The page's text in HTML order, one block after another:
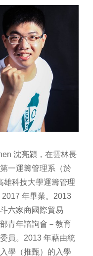
沈亮潁，在雲林長
一運籌管理系（於
雄科技大學運籌管理
2017 年畢業。2013
六家商國際貿易
青年諮詢會－教育
員。2013 年藉由統
學（推甄）的入學